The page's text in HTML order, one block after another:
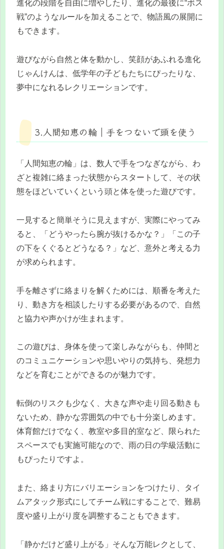
進化の段階を自由に増やしたり、進化の最後に“ボス
戦”のようなルールを加えることで、物語風の展開に
もできます。
遊びながら自然と体を動かし、笑顔があふれる進化
じゃんけんは、低学年の子どもたちにぴったりな、
夢中になれるレクリエーションです。
3.人間知恵の輪｜手をつないで頭を使う
「人間知恵の輪」は、数人で手をつなぎながら、わ
ざと複雑に絡まった状態からスタートして、その状
態をほどいていくという頭と体を使った遊びです。
一見すると簡単そうに見えますが、実際にやってみ
ると、「どうやったら腕が抜けるかな？」「この子
の下をくぐるとどうなる？」など、意外と考える力
が求められます。
手を離さずに絡まりを解くためには、順番を考えた
り、動き方を相談したりする必要があるので、自然
と協力や声かけが生まれます。
この遊びは、身体を使って楽しみながらも、仲間と
のコミュニケーションや思いやりの気持ち、発想力
などを育むことができるのが魅力です。
転倒のリスクも少なく、大きな声や走り回る動きも
ないため、静かな雰囲気の中でも十分楽しめます。
体育館だけでなく、教室や多目的室など、限られた
スペースでも実施可能なので、雨の日の学級活動に
もぴったりですよ。
また、絡まり方にバリエーションをつけたり、タイ
ムアタック形式にしてチーム戦にすることで、難易
度や盛り上がり度を調整することもできます。
「静かだけど盛り上がる」そんな万能レクとして、